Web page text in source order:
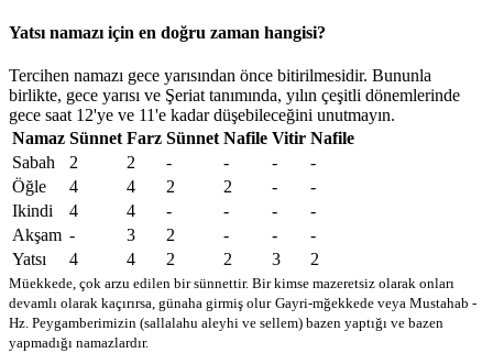
Yatsı namazı için en doğru zaman hangisi?
Tercihen namazı gece yarısından önce bitirilmesidir. Bununla
birlikte, gece yarısı ve Şeriat tanımında, yılın çeşitli dönemlerinde
gece saat 12'ye ve 11'e kadar düşebileceğini unutmayın.
Namaz Sünnet Farz Sünnet Nafile Vitir Nafile
Sabah
2 2 - - -
-
Öğle
4 4 2 2 -
-
Ikindi
4 4 - - -
-
Akşam - 3 2 - -
-
Yatsı
4 4 2 2 3 2
Müekkede, çok arzu edilen bir sünnettir. Bir kimse mazeretsiz olarak onları
devamlı olarak kaçırırsa, günaha girmiş olur Gayri-mğekkede veya Mustahab -
Hz. Peygamberimizin (sallalahu aleyhi ve sellem) bazen yaptığı ve bazen
yapmadığı namazlardır.